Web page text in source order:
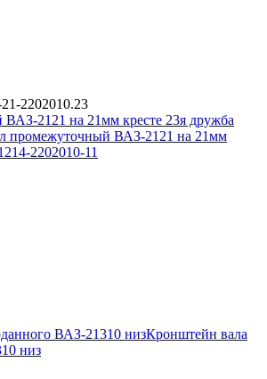
2202010.23
2121 на 21мм кресте 23я дружба
промежуточный ВАЗ-2121 на 21мм
2202010-11
ВАЗ-21310 низКронштейн вала
низ